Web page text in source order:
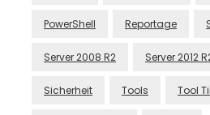
PowerShell Reportage
Server 2008 R2 Server 2012
Sicherheit Tools Tool